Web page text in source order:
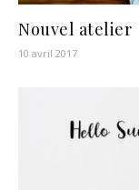
Nouvel atelier
10 avril 2017